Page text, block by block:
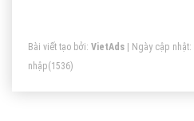
Bài viết tạo bởi: VietAds | Ngày cập nhật:
nhập(1536)